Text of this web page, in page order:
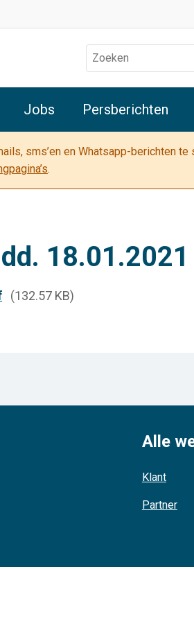
Zoeken
Jobs Persberichten
sms’en en Whatsapp-berichten
.
18.01.2021
(132.57 KB)
Alle
Klant
Partner